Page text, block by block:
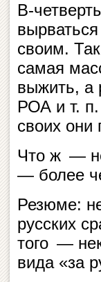
В-
своим.
самая
выжить, а
РОА и т.
своих они
Что ж —
— более
Резюме:
русских
того —
вида «за